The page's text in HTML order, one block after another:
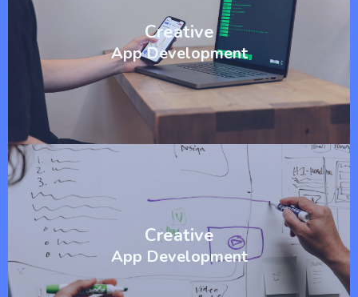
Creative
App Development
Creative
App Development